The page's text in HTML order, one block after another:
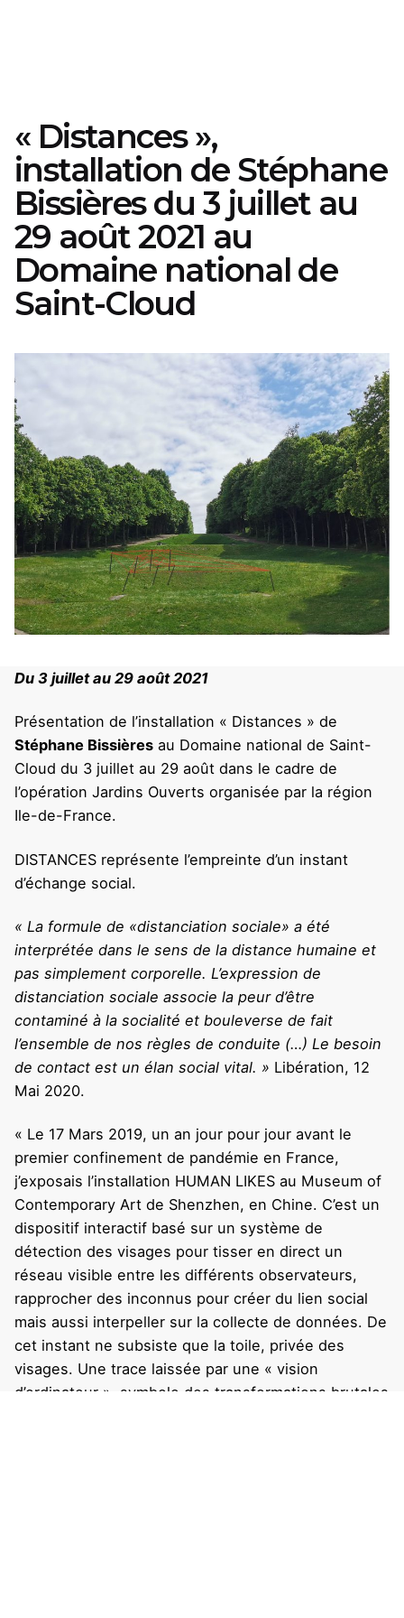
« Distances »,
installation de Stéphane
Bissières du 3 juillet au
29 août 2021 au
Domaine national de
Saint-Cloud
Du 3 juillet au 29 août 2021
Présentation de l’installation « Distances » de
Stéphane Bissières au Domaine national de Saint-
Cloud du 3 juillet au 29 août dans le cadre de
l’opération Jardins Ouverts organisée par la région
Ile-de-France.
DISTANCES représente l’empreinte d’un instant
d’échange social.
« La formule de «distanciation sociale» a été
interprétée dans le sens de la distance humaine et
pas simplement corporelle. L’expression de
distanciation sociale associe la peur d’être
contaminé à la socialité et bouleverse de fait
l’ensemble de nos règles de conduite (…) Le besoin
de contact est un élan social vital. » Libération, 12
Mai 2020.
« Le 17 Mars 2019, un an jour pour jour avant le
premier confinement de pandémie en France,
j’exposais l’installation HUMAN LIKES au Museum of
Contemporary Art de Shenzhen, en Chine. C’est un
dispositif interactif basé sur un système de
détection des visages pour tisser en direct un
réseau visible entre les différents observateurs,
rapprocher des inconnus pour créer du lien social
mais aussi interpeller sur la collecte de données. De
cet instant ne subsiste que la toile, privée des
visages. Une trace laissée par une « vision
d’ordinateur », symbole des transformations brutales